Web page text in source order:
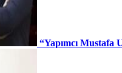
“Yapımcı Mustafa